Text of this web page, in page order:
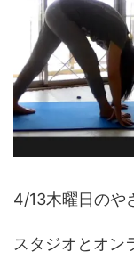
4/13木曜日のや
スタジオとオン